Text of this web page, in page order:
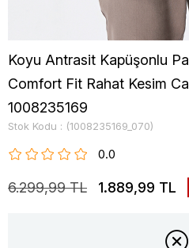
Koyu Antrasit Kapüşonlu
Comfort Fit Rahat Kesim
1008235169
Stok Kodu (1008235169_070)
0.0
6.299,99 TL 1.889,99 TL